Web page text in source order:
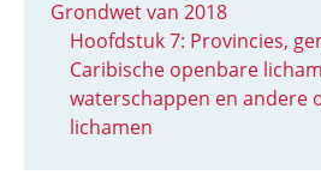
Grondwet van 2018
Hoofdstuk 7: Provincies,
Caribische openbare
waterschappen en andere
lichamen